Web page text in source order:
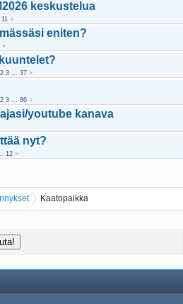
keskustelua
11 »
eniten?
»
2 3 ... 37 »
2 3 ... 86 »
youtube kanava
nyt?
12 »
Kaatopaikka